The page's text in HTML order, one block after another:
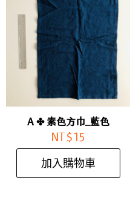
A ✤ 素色方巾_藍色
NT$ 15
加入購物車